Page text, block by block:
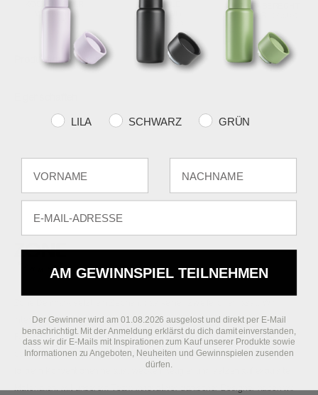
KOSTENLOSER
SCHNELLE
LIEFERUNG
RÜCKGABERECHT
Produktinformation
interpretieren sich wandelnde Trends, indem wir Schönheit und
Funktionalität für alle neu denken, die unseren Glauben an ein zutiefst
positives Leben teilen. Unsere Designs sind ehrlich und farbenfroh und
Materialien. Mit unserem Team innovativer dänischer Designer haben wir
Farvevalg
LILA SCHWARZ GRÜN
AM GEWINNSPIEL TEILNEHMEN
Der Gewinner wird am 01.08.2026 ausgelost und direkt per E-Mail
benachrichtigt. Mit der Anmeldung erklärst du dich damit einverstanden,
dass wir dir E-Mails mit Inspirationen zum Kauf unserer Produkte sowie
Informationen zu Angeboten, Neuheiten und Gewinnspielen zusenden
dürfen.